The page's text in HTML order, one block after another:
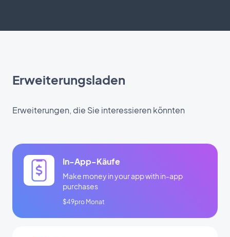
Erweiterungsladen
Erweiterungen, die Sie interessieren könnten
In-App-Käufe
Make money in your app with in-app
purchases
$49pro Monat